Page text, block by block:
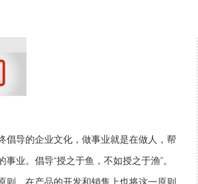
倡导的企业文化，做事业就是在做人，帮
业。倡导“授之于鱼，不如授之于渔”。